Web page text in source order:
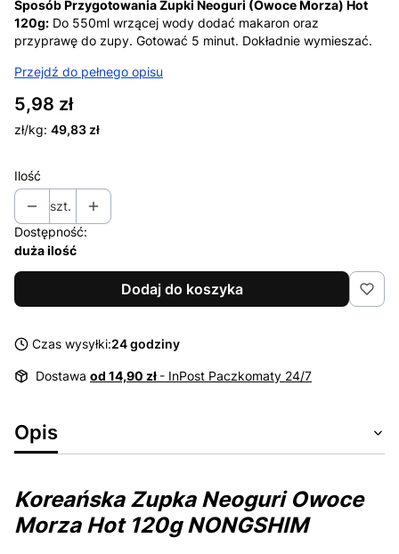
Sposób Przygotowania Zupki Neoguri (Owoce Morza) Hot
120g: Do 550ml wrzącej wody dodać makaron oraz
przyprawę do zupy. Gotować 5 minut. Dokładnie wymieszać.
Przejdź do pełnego opisu
Cena
5,98 zł
zł/kg: 49,83 zł
Ilość
szt.
Dostępność:
duża ilość
Dodaj do koszyka
Czas wysyłki:24 godziny
Dostawa od 14,90 zł - InPost Paczkomaty 24/7
Opis
Koreańska Zupka Neoguri Owoce
Morza Hot 120g NONGSHIM